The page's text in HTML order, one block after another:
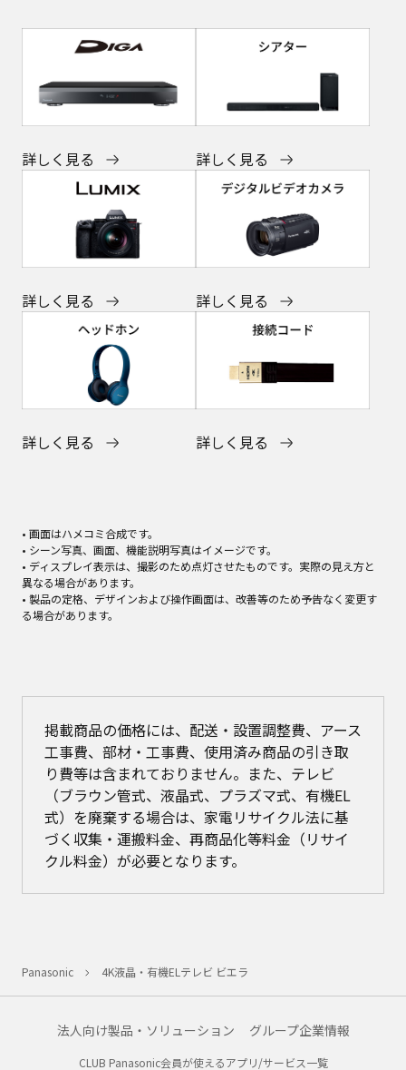
詳しく見る 詳しく見る
詳しく見る 詳しく見る
詳しく見る 詳しく見る
• 画面はハメコミ合成です。
• シーン写真、画面、機能説明写真はイメージです。
• ディスプレイ表示は、撮影のため点灯させたものです。実際の見え方と
異なる場合があります。
• 製品の定格、デザインおよび操作画面は、改善等のため予告なく変更す
る場合があります。
掲載商品の価格には、配送・設置調整費、アース
工事費、部材・工事費、使用済み商品の引き取
り費等は含まれておりません。また、テレビ
（ブラウン管式、液晶式、プラズマ式、有機EL
式）を廃棄する場合は、家電リサイクル法に基
づく収集・運搬料金、再商品化等料金（リサイ
クル料金）が必要となります。
Panasonic 4K液晶・有機ELテレビ ビエラ
法人向け製品・ソリューション グループ企業情報
CLUB Panasonic会員が使えるアプリ/サービス一覧